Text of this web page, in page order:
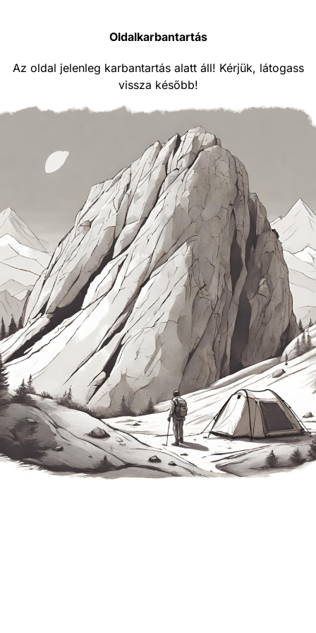
Oldalkarbantartás
Az oldal jelenleg karbantartás alatt áll! Kérjük, látogass
vissza később!